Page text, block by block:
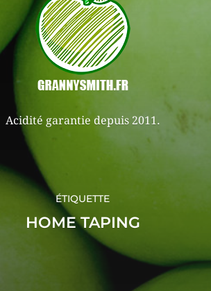
Acidité garantie depuis 2011.
ÉTIQUETTE
HOME TAPING